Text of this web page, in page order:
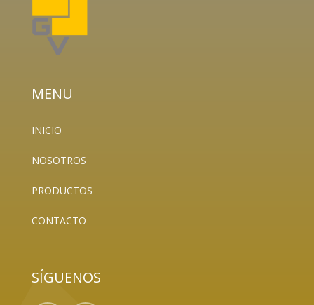
MENU
INICIO
NOSOTROS
PRODUCTOS
CONTACTO
SÍGUENOS